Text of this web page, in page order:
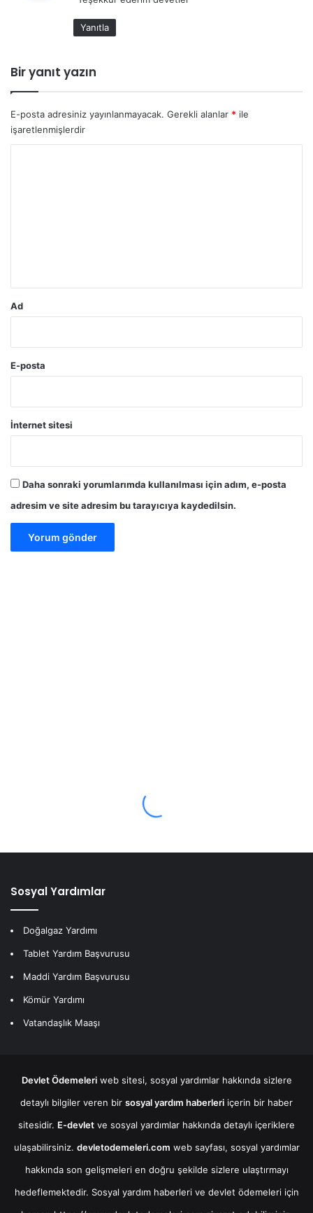
Sosyal Yardımlar
Doğalgaz Yardımı
Tablet Yardım Başvurusu
Maddi Yardım Başvurusu
Kömür Yardımı
Vatandaşlık Maaşı
Devlet Ödemeleriweb sitesi, sosyal yardımlar hakkında sizlere
detaylı bilgiler veren bir sosyal yardım haberleri içerin bir haber
sitesidir. E-devlet ve sosyal yardımlar hakkında detaylı içeriklere
ulaşabilirsiniz. devletodemeleri.com web sayfası, sosyal yardımlar
hakkında son gelişmeleri en doğru şekilde sizlere ulaştırmayı
hedeflemektedir. Sosyal yardım haberleri ve devlet ödemeleri için